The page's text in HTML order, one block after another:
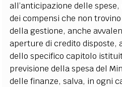
all’anticipazione delle
dei compensi che non
della gestione, anche
aperture di credito disposte,
dello specifico capitolo
previsione della spesa del
delle finanze, salva, in ogni